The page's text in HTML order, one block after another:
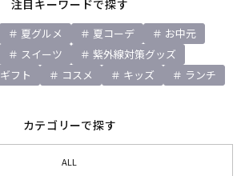
注目キーワードで探す
夏グルメ 夏コーデ
お中元
スイーツ
紫外線対策グッズ
ギフト コスメ キッズ ランチ
カテゴリーで探す
ALL